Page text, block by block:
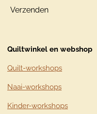
Verzenden
Quiltwinkel en webshop
Quilt-workshops
Naai-workshops
Kinder-workshops